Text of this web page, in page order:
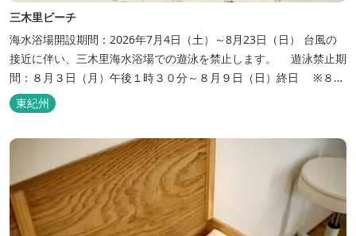
三木里ビーチ
海水浴場開設期間：2026年7月4日（土）～8月23日（日） 台風の
接近に伴い、三木里海水浴場での遊泳を禁止します。 遊泳禁止期
間：８月３日（月）午後１時３０分～８月９日（日）終日 ※８月
１０日（月）以降についても、注意報や現地の状況等により期間延
長の可能性がありますので予めご了承ください。 遠浅の約１ｋｍあ
まりの真っ白な砂浜の海水浴場。後ろには紀伊の吉宗公が植えさせ
東紀州